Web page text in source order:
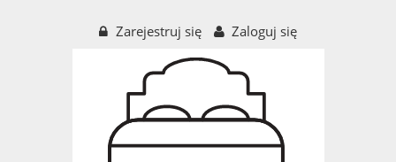
Zarejestruj się Zaloguj się